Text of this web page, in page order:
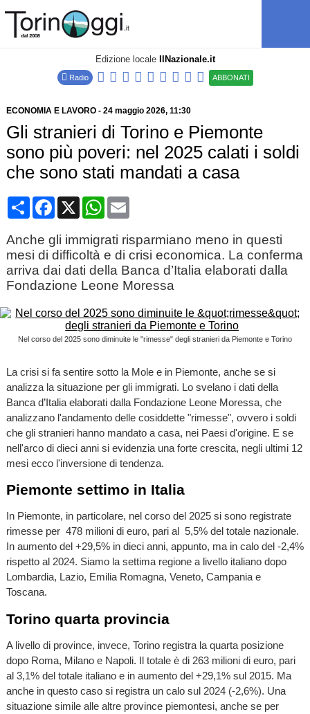
Edizione locale IlNazionale.it
Radio ABBONATI
ECONOMIA E LAVORO- 24 maggio 2026, 11:30
Gli stranieri di Torino e Piemonte
sono più poveri: nel 2025 calati i soldi
che sono stati mandati a casa
CondividiFacebook
X WhatsApp
Email
Anche gli immigrati risparmiano meno in questi
mesi di difficoltà e di crisi economica. La conferma
arriva dai dati della Banca d’Italia elaborati dalla
Fondazione Leone Moressa
Nel corso del 2025 sono diminuite le "rimesse" degli stranieri da Piemonte e Torino
La crisi si fa sentire sotto la Mole e in Piemonte, anche se si
analizza la situazione per gli immigrati. Lo svelano i dati della
Banca d’Italia elaborati dalla Fondazione Leone Moressa, che
analizzano l'andamento delle cosiddette "rimesse", ovvero i soldi
che gli stranieri hanno mandato a casa, nei Paesi d'origine. E se
nell'arco di dieci anni si evidenzia una forte crescita, negli ultimi 12
mesi ecco l'inversione di tendenza.
Piemonte settimo in Italia
In Piemonte, in particolare, nel corso del 2025 si sono registrate
rimesse per 478 milioni di euro, pari al 5,5% del totale nazionale.
In aumento del +29,5% in dieci anni, appunto, ma in calo del -2,4%
rispetto al 2024. Siamo la settima regione a livello italiano dopo
Lombardia, Lazio, Emilia Romagna, Veneto, Campania e
Toscana.
Torino quarta provincia
A livello di province, invece, Torino registra la quarta posizione
dopo Roma, Milano e Napoli. Il totale è di 263 milioni di euro, pari
al 3,1% del totale italiano e in aumento del +29,1% sul 2015. Ma
anche in questo caso si registra un calo sul 2024 (-2,6%). Una
situazione simile alle altre province piemontesi, anche se per